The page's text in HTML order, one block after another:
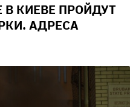
КИЕВЕ ПРОЙДУТ
АДРЕСА